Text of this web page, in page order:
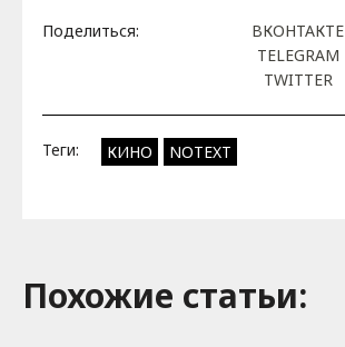
Поделиться:
ВКОНТАКТЕ
TELEGRAM
TWITTER
Теги: КИНО NOTEXT
Похожие cтатьи: